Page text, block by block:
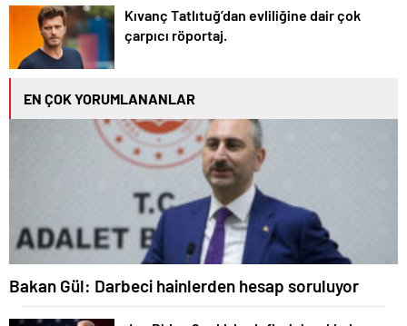
Kıvanç Tatlıtuğ’dan evliliğine dair çok
çarpıcı röportaj.
EN ÇOK YORUMLANANLAR
Bakan Gül: Darbeci hainlerden hesap soruluyor